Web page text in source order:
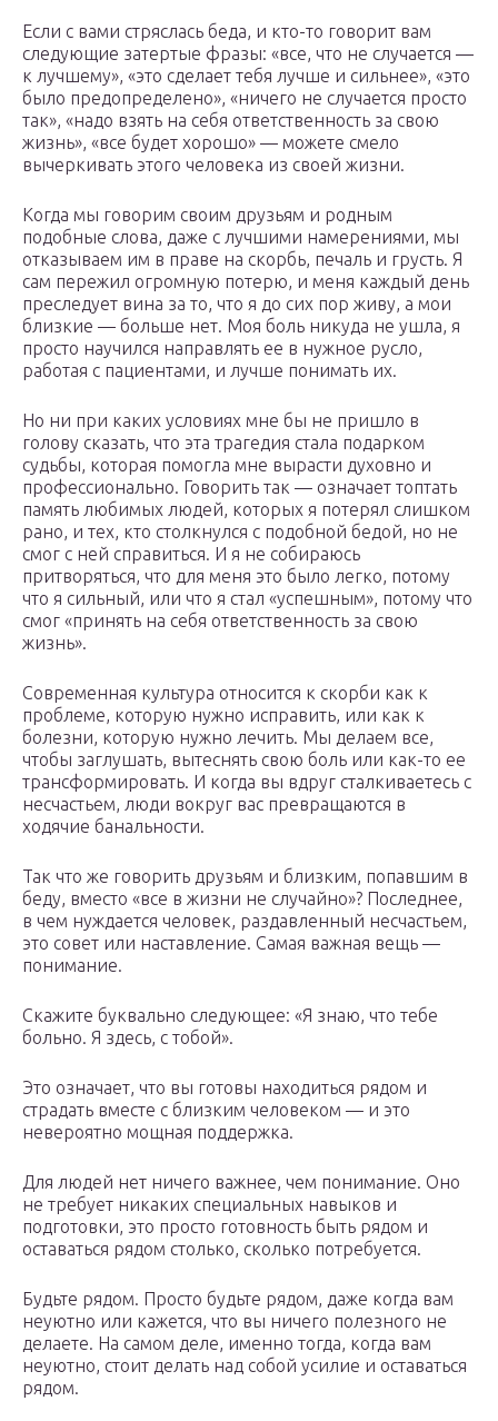
Если с вами стряслась беда, и кто-то говорит вам
следующие затертые фразы: «все, что не случается —
к лучшему», «это сделает тебя лучше и сильнее», «это
было предопределено», «ничего не случается просто
так», «надо взять на себя ответственность за свою
жизнь», «все будет хорошо» — можете смело
вычеркивать этого человека из своей жизни.
Когда мы говорим своим друзьям и родным
подобные слова, даже с лучшими намерениями, мы
отказываем им в праве на скорбь, печаль и грусть. Я
сам пережил огромную потерю, и меня каждый день
преследует вина за то, что я до сих пор живу, а мои
близкие — больше нет. Моя боль никуда не ушла, я
просто научился направлять ее в нужное русло,
работая с пациентами, и лучше понимать их.
Но ни при каких условиях мне бы не пришло в
голову сказать, что эта трагедия стала подарком
судьбы, которая помогла мне вырасти духовно и
профессионально. Говорить так — означает топтать
память любимых людей, которых я потерял слишком
рано, и тех, кто столкнулся с подобной бедой, но не
смог с ней справиться. И я не собираюсь
притворяться, что для меня это было легко, потому
что я сильный, или что я стал «успешным», потому что
смог «принять на себя ответственность за свою
жизнь».
Современная культура относится к скорби как к
проблеме, которую нужно исправить, или как к
болезни, которую нужно лечить. Мы делаем все,
чтобы заглушать, вытеснять свою боль или как-то ее
трансформировать. И когда вы вдруг сталкиваетесь с
несчастьем, люди вокруг вас превращаются в
ходячие банальности.
Так что же говорить друзьям и близким, попавшим в
беду, вместо «все в жизни не случайно»? Последнее,
в чем нуждается человек, раздавленный несчастьем,
это совет или наставление. Самая важная вещь —
понимание.
Скажите буквально следующее: «Я знаю, что тебе
больно. Я здесь, с тобой».
Это означает, что вы готовы находиться рядом и
страдать вместе с близким человеком — и это
невероятно мощная поддержка.
Для людей нет ничего важнее, чем понимание. Оно
не требует никаких специальных навыков и
подготовки, это просто готовность быть рядом и
оставаться рядом столько, сколько потребуется.
Будьте рядом. Просто будьте рядом, даже когда вам
неуютно или кажется, что вы ничего полезного не
делаете. На самом деле, именно тогда, когда вам
неуютно, стоит делать над собой усилие и оставаться
рядом.